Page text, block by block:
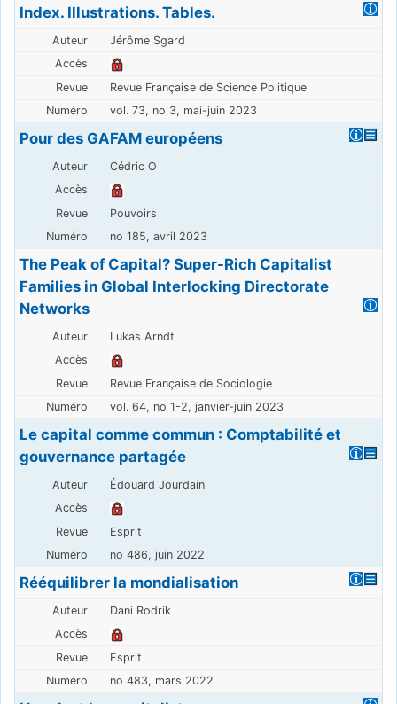
Index. Illustrations. Tables.
Jérôme Sgard
Revue Française de Science Politique
vol. 73, no 3, mai-juin 2023
Pour des GAFAM européens
Cédric O
Pouvoirs
no 185, avril 2023
The Peak of Capital? Super-Rich Capitalist
Families in Global Interlocking Directorate
Networks
Lukas Arndt
Revue Française de Sociologie
vol. 64, no 1-2, janvier-juin 2023
Le capital comme commun : Comptabilité et
gouvernance partagée
Édouard Jourdain
Esprit
no 486, juin 2022
Rééquilibrer la mondialisation
Dani Rodrik
Esprit
no 483, mars 2022